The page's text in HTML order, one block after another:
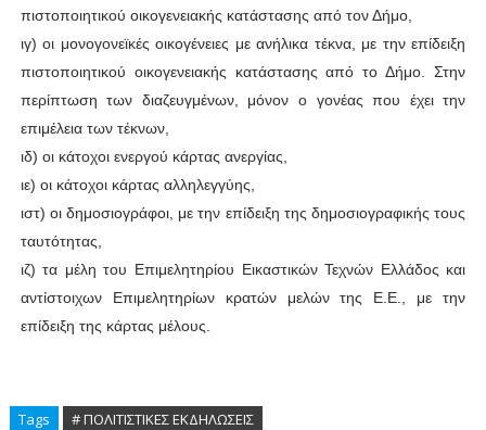
πιστοποιητικού οικογενειακής κατάστασης από τον Δήμο,
ιγ) οι μονογονεϊκές οικογένειες με ανήλικα τέκνα, με την επίδειξη
πιστοποιητικού οικογενειακής κατάστασης από το Δήμο. Στην
περίπτωση των διαζευγμένων, μόνον ο γονέας που έχει την
επιμέλεια των τέκνων,
ιδ) οι κάτοχοι ενεργού κάρτας ανεργίας,
ιε) οι κάτοχοι κάρτας αλληλεγγύης,
ιστ) οι δημοσιογράφοι, με την επίδειξη της δημοσιογραφικής τους
ταυτότητας,
ιζ) τα μέλη του Επιμελητηρίου Εικαστικών Τεχνών Ελλάδος και
αντίστοιχων Επιμελητηρίων κρατών μελών της Ε.Ε., με την
επίδειξη της κάρτας μέλους.
Tags # ΠΟΛΙΤΙΣΤΙΚΕΣ ΕΚΔΗΛΩΣΕΙΣ